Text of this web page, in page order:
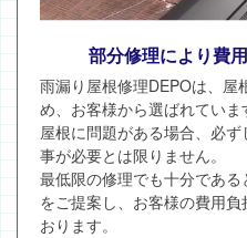
部分修理により費
雨漏り屋根修理DEPOは、屋
め、お客様から選ばれていま
屋根に問題がある場合、必
事が必要とは限りません。
最低限の修理でも十分であ
をご提案し、お客様の費用
おります。